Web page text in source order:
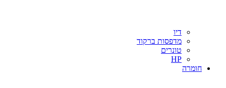
דיו
מדפסות ברקוד
טונרים
HP
חומרה